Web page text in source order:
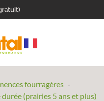
fourragères
(prairies 5 ans et plus)